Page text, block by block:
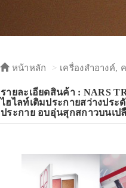
หน้าหลัก เครื่องสำอางค์,
รายละเอียดสินค้า : NARS
ไฮไลท์เติมประกายสว่างปร
ประกาย อบอุ่นสุกสกาวบนเ